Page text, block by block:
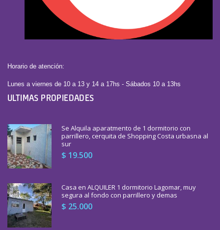
Horario de atención:
Lunes a viernes de 10 a 13 y 14 a 17hs - Sábados 10 a 13hs
ULTIMAS PROPIEDADES
Se Alquila aparatmento de 1 dormitorio con
parrillero, cerquita de Shopping Costa urbasna al
sur
$ 19.500
Casa en ALQUILER 1 dormitorio Lagomar, muy
segura al fondo con parrillero y demas
$ 25.000